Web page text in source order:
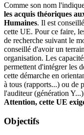
Comme son nom
les acquis théoriques
Humaines. Il est
cette UE. Pour ce faire,
de recherche suivant le
conseillé d'avoir un
organisation. Les
permettent d'intégrer les
cette démarche en
à tous (rapports...) ou de
l'auditeur (génération
Attention, cette UE
Objectifs